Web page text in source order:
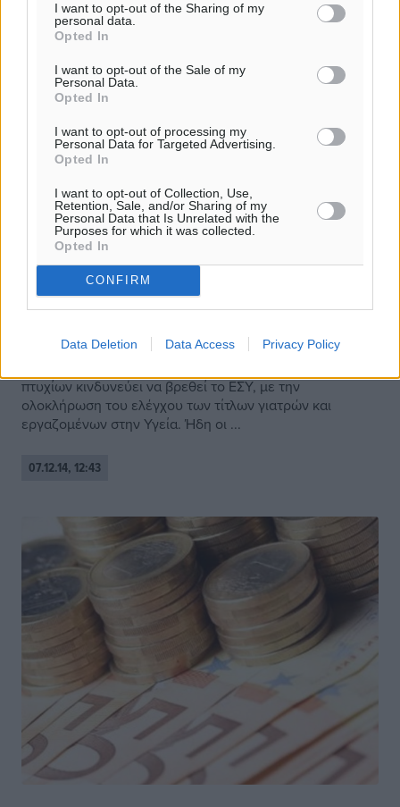
I want to opt-out of the Sharing of my
personal data.
Opted In
I want to opt-out of the Sale of my
Personal Data.
Opted In
I want to opt-out of processing my
Personal Data for Targeted Advertising.
Opted In
I want to opt-out of Collection, Use,
Retention, Sale, and/or Sharing of my
Personal Data that Is Unrelated with the
Purposes for which it was collected.
Opted In
CONFIRM
Data Deletion Data Access Privacy Policy
Σοκ στην Υγεία: «Επιδημία» πλαστών
πτυχίων τινάζει στον αέρα τα
πτυχίων κινδυνεύει να βρεθεί το ΕΣΥ, με την
ολοκλήρωση του ελέγχου των τίτλων γιατρών και
εργαζομένων στην Υγεία. Ήδη οι ...
07.12.14, 12:43